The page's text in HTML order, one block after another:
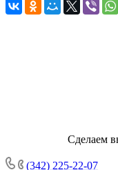
Сделаем
(342) 225-22-07